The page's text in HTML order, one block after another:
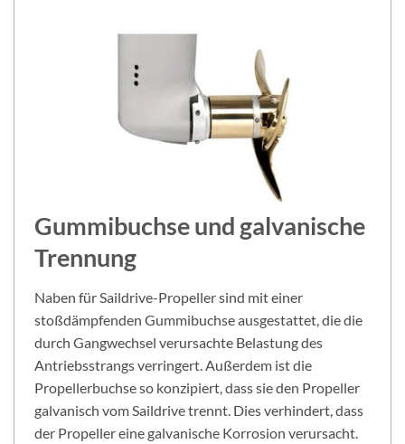
Gummibuchse und galvanische
Trennung
Naben für Saildrive-Propeller sind mit einer
stoßdämpfenden Gummibuchse ausgestattet, die die
durch Gangwechsel verursachte Belastung des
Antriebsstrangs verringert. Außerdem ist die
Propellerbuchse so konzipiert, dass sie den Propeller
galvanisch vom Saildrive trennt. Dies verhindert, dass
der Propeller eine galvanische Korrosion verursacht.